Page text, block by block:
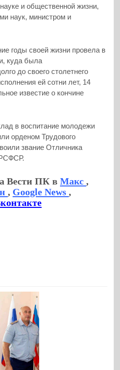
и общественной жизни,
наук, министром и
годы своей жизни провела в
куда была
до своего столетнего
ей сотни лет, 14
известие о кончине
в воспитание молодежи
орденом Трудового
звание Отличника
Вести ПК вМакс,
, Google News,